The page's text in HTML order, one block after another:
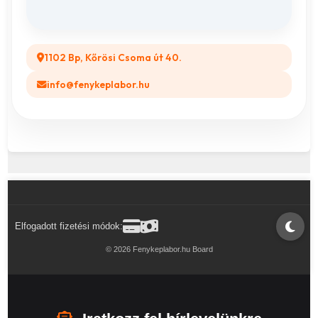
1102 Bp, Kőrösi Csoma út 40.
info@fenykeplabor.hu
Elfogadott fizetési módok:
© 2026 Fenykeplabor.hu Board